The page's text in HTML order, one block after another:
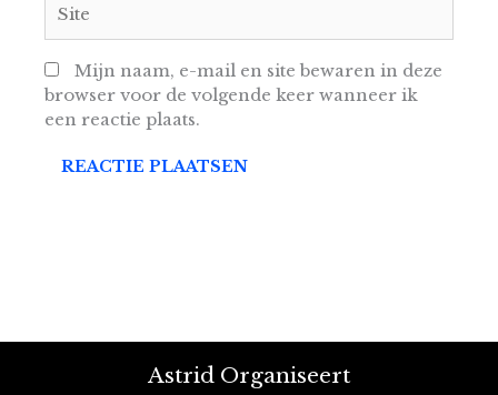
Mijn naam, e-mail en site bewaren in deze
browser voor de volgende keer wanneer ik
een reactie plaats.
Astrid Organiseert